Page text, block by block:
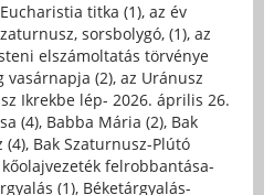
titka (1), az év
sorsbolygó, (1), az
elszámoltatás törvénye
vasárnapja (2), az Uránusz
Ikrekbe lép- 2026. április 26.
(4), Babba Mária (2), Bak
(4), Bak Szaturnusz-Plútó
felrobbantása-
(1), Béketárgyalás-